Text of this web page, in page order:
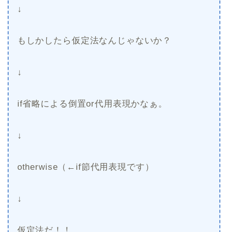
↓
もしかしたら仮定法なんじゃないか？
↓
if省略による倒置or代用表現かなぁ。
↓
otherwise（←if節代用表現です）
↓